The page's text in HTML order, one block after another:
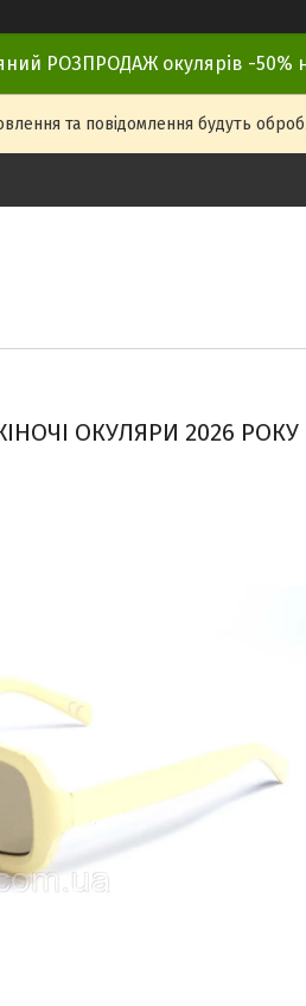
РОЗПРОДАЖ окулярів -50%
та повідомлення будуть
ОКУЛЯРИ 2026 РОКУ